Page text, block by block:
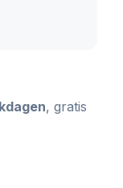
cm en een
(Oeko-Tex
40 C en
, gratis